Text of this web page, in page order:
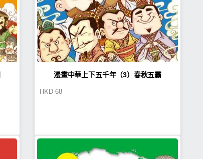
漫畫中華上下五千年（3）春秋五霸
HKD 68